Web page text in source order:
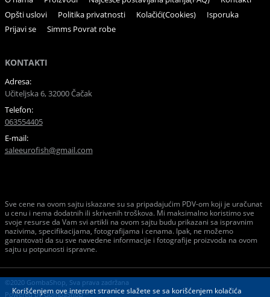
Opšti uslovi
Politika privatnosti Kolačići(Cookies)
Isporuka
Prijavi se
Simms Povrat robe
KONTAKTI
Adresa:
Učiteljska 6, 32000 Čačak
Telefon:
063554405
E-mail:
saleeurofish@gmail.com
Sve cene na ovom sajtu iskazane su sa pripadajućim PDV-om koji je uračunat
u cenu i nema dodatnih ili skrivenih troškova. Mi maksimalno koristimo sve
svoje resurse da Vam svi artikli na ovom sajtu budu prikazani sa ispravnim
nazivima, specifikacijama, fotografijama i cenama. Ipak, ne možemo
garantovati da su sve navedene informacije i fotografije proizvoda na ovom
sajtu u potpunosti ispravne.
©2020 GombaShop, Sva prava zadržana
Powered byGombaShop™
Korišćenjem ove internet stranice slažete se sa korišćenjem kolačića